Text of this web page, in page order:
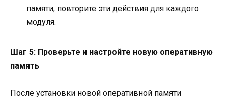
памяти, повторите эти действия для каждого
модуля.
Шаг 5: Проверьте и настройте новую оперативную
память
После установки новой оперативной памяти